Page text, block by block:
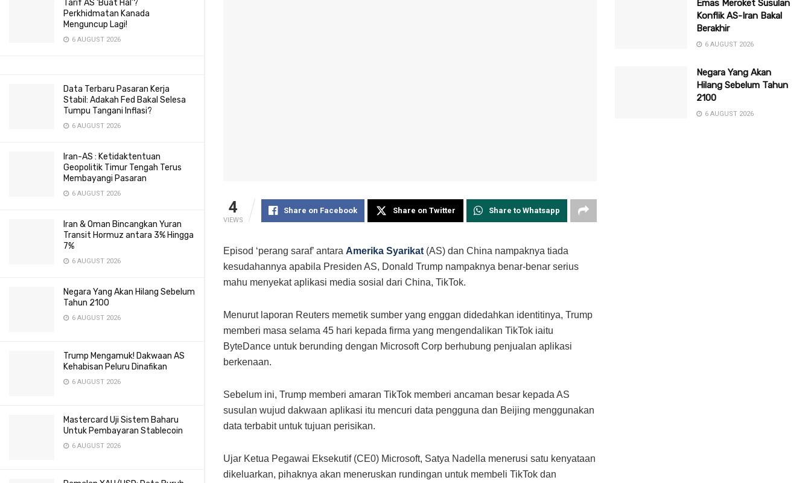
Tarif AS ‘Buat Hal’?
Perkhidmatan Kanada
Menguncup Lagi!
6 AUGUST 2026
Data Terbaru Pasaran Kerja
Stabil: Adakah Fed Bakal Selesa
Tumpu Tangani Inflasi?
6 AUGUST 2026
Iran-AS : Ketidaktentuan
Geopolitik Timur Tengah Terus
Membayangi Pasaran
6 AUGUST 2026
Iran & Oman Bincangkan Yuran
Transit Hormuz antara 3% Hingga
7%
6 AUGUST 2026
Negara Yang Akan Hilang Sebelum
Tahun 2100
6 AUGUST 2026
Trump Mengamuk! Dakwaan AS
Kehabisan Peluru Dinafikan
6 AUGUST 2026
Mastercard Uji Sistem Baharu
Untuk Pembayaran Stablecoin
6 AUGUST 2026
4
VIEWS
Share on Facebook Share on Twitter Share to Whatsapp
Episod ‘perang saraf’ antara Amerika Syarikat (AS) dan China nampaknya tiada
kesudahannya apabila Presiden AS, Donald Trump nampaknya benar-benar serius
mahu menyekat aplikasi media sosial dari China, TikTok.
Menurut laporan Reuters memetik sumber yang enggan didedahkan identitinya, Trump
memberi masa selama 45 hari kepada firma yang mengendalikan TikTok iaitu
ByteDance untuk berunding dengan Microsoft Corp berhubung penjualan aplikasi
berkenaan.
Sebelum ini, Trump memberi amaran TikTok memberi ancaman besar kepada AS
susulan wujud dakwaan aplikasi itu mencuri data pengguna dan Beijing menggunakan
data terbabit untuk tujuan perisikan.
Ujar Ketua Pegawai Eksekutif (CE0) Microsoft, Satya Nadella menerusi satu kenyataan
dikeluarkan, pihaknya akan meneruskan rundingan untuk membeli TikTok dan
Emas Meroket Susulan
Konflik AS-Iran Bakal
Berakhir
6 AUGUST 2026
Negara Yang Akan
Hilang Sebelum Tahun
2100
6 AUGUST 2026